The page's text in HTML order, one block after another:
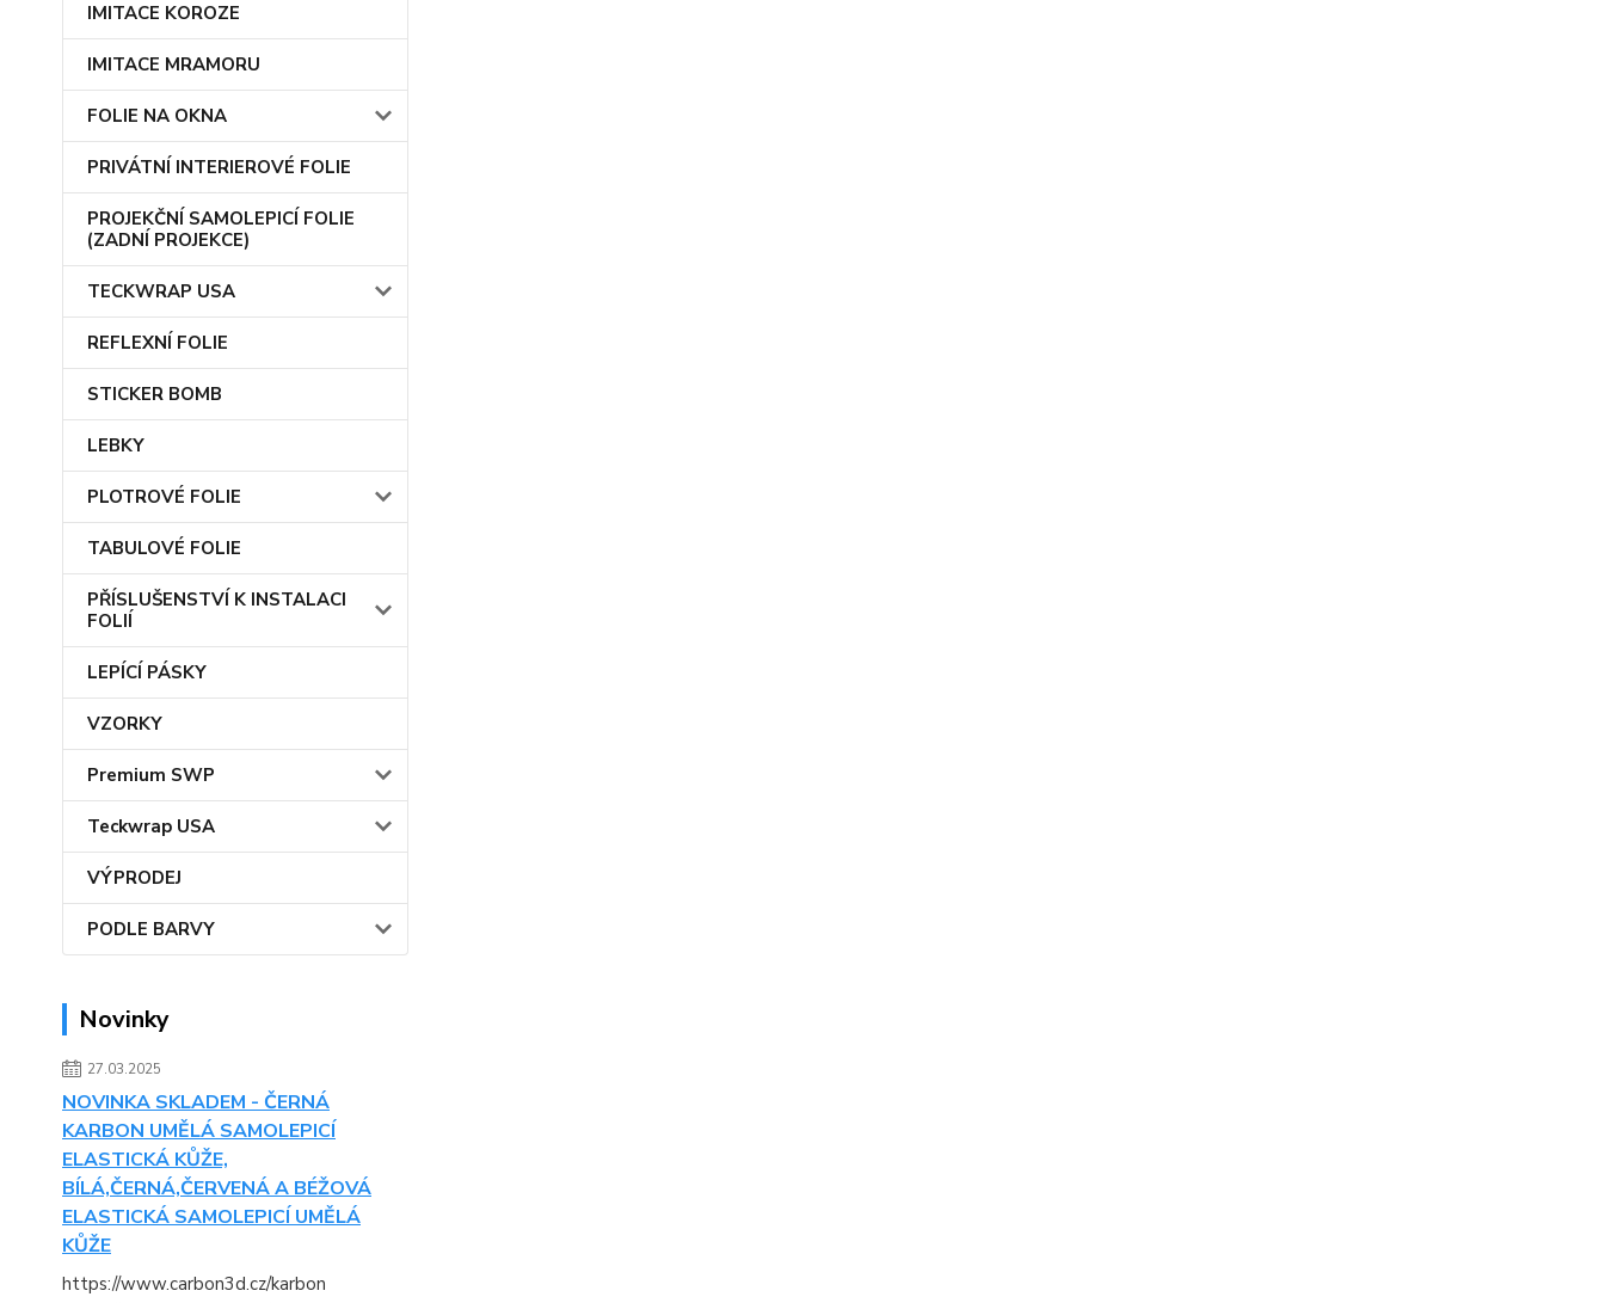
IMITACE KOROZE
IMITACE MRAMORU
FOLIE NA OKNA
PRIVÁTNÍ INTERIEROVÉ FOLIE
PROJEKČNÍ SAMOLEPICÍ FOLIE
(ZADNÍ PROJEKCE)
TECKWRAP USA
REFLEXNÍ FOLIE
STICKER BOMB
LEBKY
PLOTROVÉ FOLIE
TABULOVÉ FOLIE
PŘÍSLUŠENSTVÍ K INSTALACI
FOLIÍ
LEPÍCÍ PÁSKY
VZORKY
Premium SWP
Teckwrap USA
VÝPRODEJ
PODLE BARVY
Novinky
27.03.2025
NOVINKA SKLADEM - ČERNÁ
KARBON UMĚLÁ SAMOLEPICÍ
ELASTICKÁ KŮŽE,
BÍLÁ,ČERNÁ,ČERVENÁ A BÉŽOVÁ
ELASTICKÁ SAMOLEPICÍ UMĚLÁ
KŮŽE
https://www.carbon3d.cz/karbon